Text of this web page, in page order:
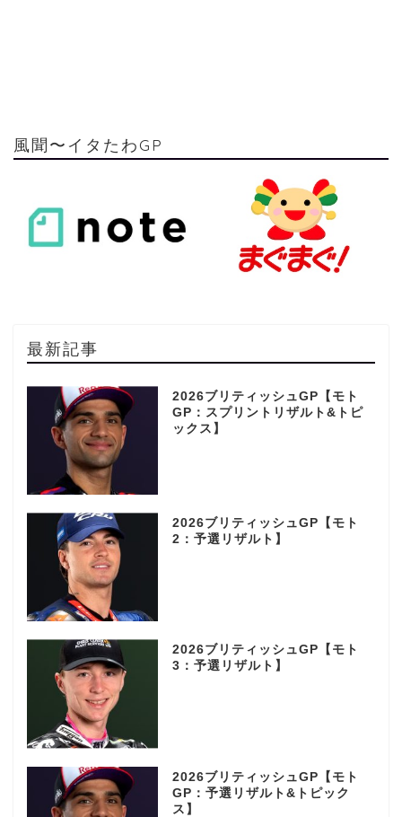
風聞〜イタたわGP
最新記事
2026ブリティッシュGP【モト
GP：スプリントリザルト&トピ
ックス】
2026ブリティッシュGP【モト
2：予選リザルト】
2026ブリティッシュGP【モト
3：予選リザルト】
2026ブリティッシュGP【モト
GP：予選リザルト&トピック
ス】